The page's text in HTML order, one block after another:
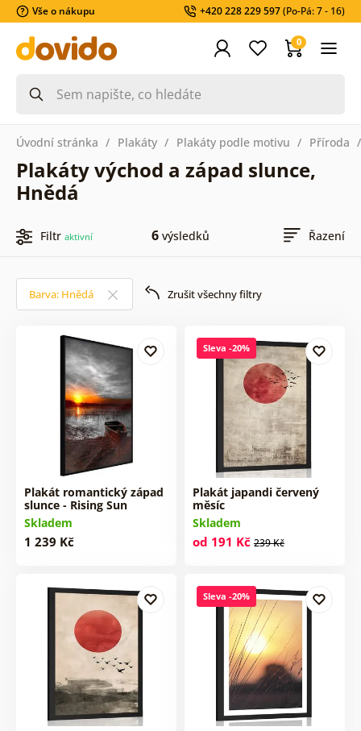
Vše o nákupu +420 228 229 597(Po-Pá: 7 - 16)
0
Úvodní stránka Plakáty Plakáty podle motivu Příroda
Plakáty východ a západ slunce,
Hnědá
Filtr aktivní 6 výsledků Řazení
Barva: Hnědá Zrušit všechny filtry
Plakát romantický západ
slunce - Rising Sun
Skladem
1 239 Kč
Sleva -20%
Plakát japandi červený
měsíc
Skladem
od 191 Kč 239 Kč
Sleva -20%